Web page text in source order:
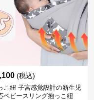
(税込)
こ紐 子宮感覚設計の新生児
ベビースリング抱っこ紐